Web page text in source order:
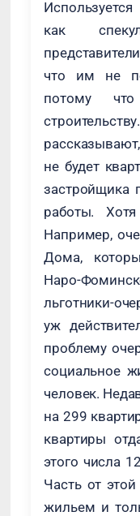
как
что им не
потому
не будет
застройщика
работы.
Например,
Дома,
Наро-
льготники-
уж
проблему
социальное
человек.
на 299
квартиры
этого числа
Часть от
жильем и